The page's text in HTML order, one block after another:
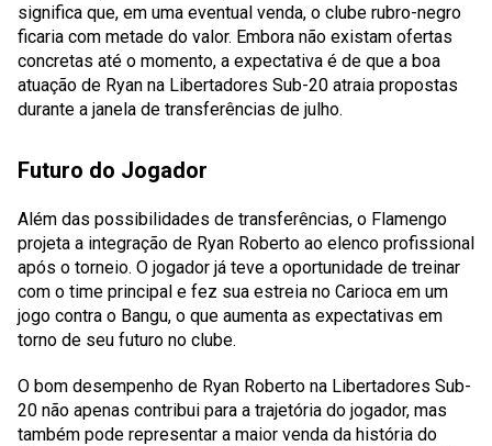
significa que, em uma eventual venda, o clube rubro-negro
ficaria com metade do valor. Embora não existam ofertas
concretas até o momento, a expectativa é de que a boa
atuação de Ryan na Libertadores Sub-20 atraia propostas
durante a janela de transferências de julho.
Futuro do Jogador
Além das possibilidades de transferências, o Flamengo
projeta a integração de Ryan Roberto ao elenco profissional
após o torneio. O jogador já teve a oportunidade de treinar
com o time principal e fez sua estreia no Carioca em um
jogo contra o Bangu, o que aumenta as expectativas em
torno de seu futuro no clube.
O bom desempenho de Ryan Roberto na Libertadores Sub-
20 não apenas contribui para a trajetória do jogador, mas
também pode representar a maior venda da história do